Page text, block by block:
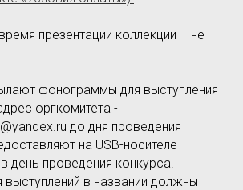
презентации коллекции – не
фонограммы для выступления
оргкомитета -
до дня проведения
на USB-носителе
день проведения конкурса.
в названии должны